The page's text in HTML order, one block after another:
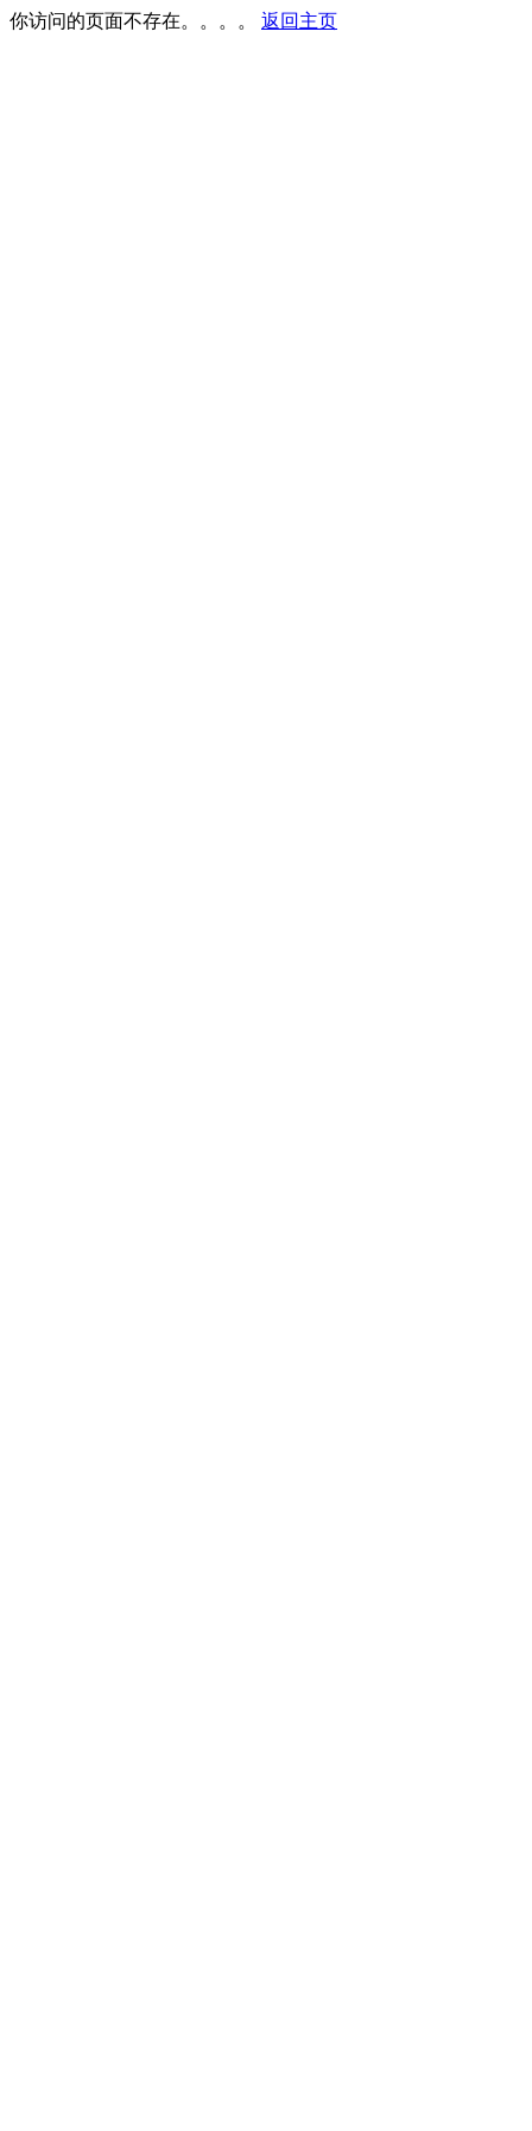
你访问的页面不存在。。。。 返回主页